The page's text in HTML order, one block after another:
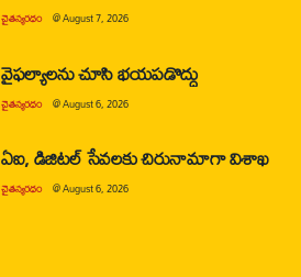
చైతన్యరధం @August 7, 2026
వైఫల్యాలను చూసి భయపడొద్దు
చైతన్యరధం @August 6, 2026
ఏఐ, డిజిటల్ సేవలకు చిరునామాగా విశాఖ
చైతన్యరధం @August 6, 2026